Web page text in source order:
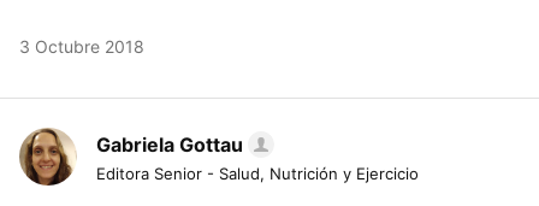
3 Octubre 2018
Gabriela Gottau
Editora Senior - Salud, Nutrición y Ejercicio